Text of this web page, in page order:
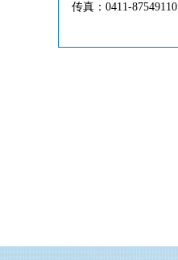
传真：0411-87549110